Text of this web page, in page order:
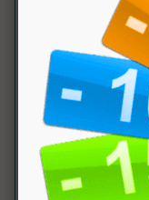
Integratore